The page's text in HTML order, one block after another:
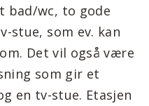
bad/wc, to gode
stue, som ev. kan
Det vil også være
som gir et
en tv-stue. Etasjen